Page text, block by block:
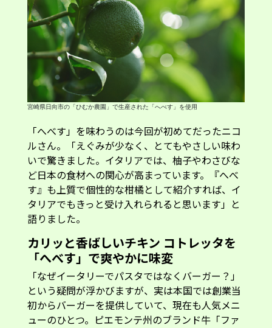
宮崎県日向市の「ひむか農園」で生産された「へべす」を使用
「へべす」を味わうのは今回が初めてだったニコ
ルさん。「えぐみが少なく、とてもやさしい味わ
いで驚きました。イタリアでは、柚子やわさびな
ど日本の食材への関心が高まっています。『へべ
す』も上質で個性的な柑橘として紹介すれば、イ
タリアでもきっと受け入れられると思います」と
語りました。
カリッと香ばしいチキン コトレッタを
「へべす」で爽やかに味変
「なぜイータリーでパスタではなくバーガー？」
という疑問が浮かびますが、実は本国では創業当
初からバーガーを提供していて、現在も人気メニ
ューのひとつ。ピエモンテ州のブランド牛「ファ